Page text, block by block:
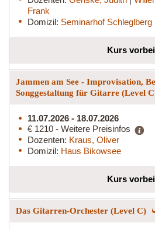
Frank
Domizil: Seminarhof Schleglberg
Kurs vorbei
Jammen am See - Improvisation,
Songgestaltung für Gitarre (Level
11.07.2026 - 18.07.2026
€ 1210 - Weitere Preisinfos
Dozenten: Kraus, Oliver
Domizil: Haus Bikowsee
Kurs vorbei
Das Gitarren-Orchester (Level C)